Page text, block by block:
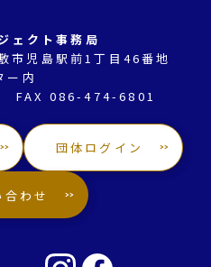
ェクト事務局
市児島駅前1丁目46番地
ー内
086-474-6801
団体ログイン
合わせ